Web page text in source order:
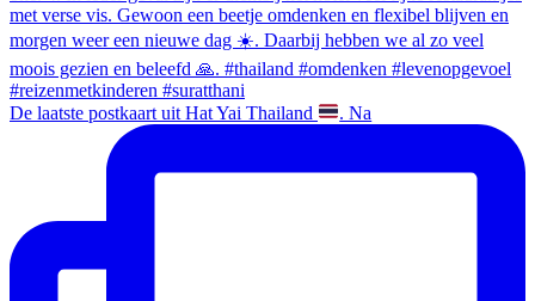
De laatste postkaart uit Hat Yai Thailand . Na